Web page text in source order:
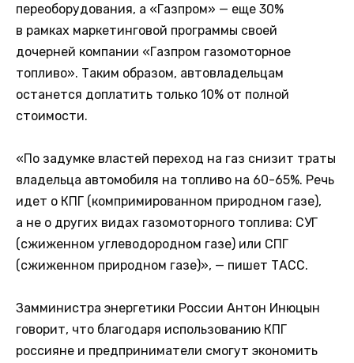
переоборудования, а «Газпром» — еще 30%
в рамках маркетинговой программы своей
дочерней компании «Газпром газомоторное
топливо». Таким образом, автовладельцам
останется доплатить только 10% от полной
стоимости.
«По задумке властей переход на газ снизит траты
владельца автомобиля на топливо на 60-65%. Речь
идет о КПГ (компримированном природном газе),
а не о других видах газомоторного топлива: СУГ
(сжиженном углеводородном газе) или СПГ
(сжиженном природном газе)», — пишет ТАСС.
Замминистра энергетики России Антон Инюцын
говорит, что благодаря использованию КПГ
россияне и предприниматели смогут экономить